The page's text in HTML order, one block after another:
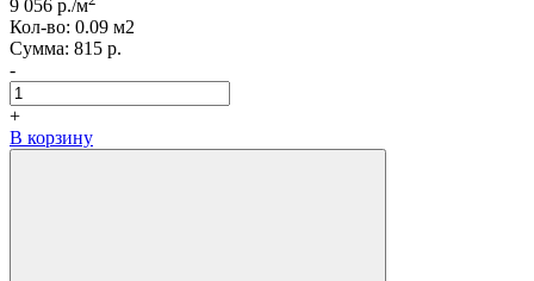
9 056 р./м
Кол-вo: 0.09 м2
Сумма: 815 р.
-
+
В корзину